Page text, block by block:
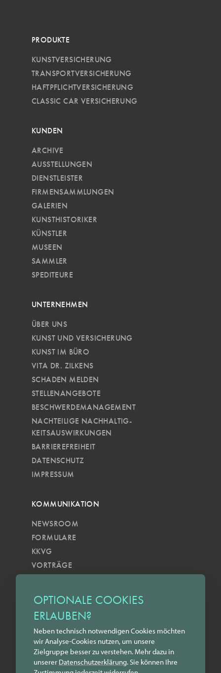
OPTIONALE COOKIES
ERLAUBEN?
Neben technisch notwendigen Cookies möchten
wir Analyse-Cookies nutzen, um unsere
Zielgruppe besser zu verstehen. Mehr dazu in
unserer Datenschutz­erklärung. Sie können Ihre
PRODUKTE
KUNSTVERSICHERUNG
TRANSPORTVERSICHERUNG
HAFTPFLICHTVERSICHERUNG
CLASSIC CAR VERSICHERUNG
KUNDEN
ARCHIVE
AUSSTELLUNGEN
DIENSTLEISTER
FIRMENSAMMLUNGEN
GALERIEN
KUNSTHISTORIKER
KÜNSTLER
MUSEEN
SAMMLER
SPEDITEURE
UNTERNEHMEN
ÜBER UNS
KUNST UND VERSICHERUNG
KUNST IM BÜRO
VITA DR. ZILKENS
SCHADEN MELDEN
STELLENANGEBOTE
BESCHWERDEMANAGEMENT
NACHTEILIGE NACH­HALTIG­
KEITSAUSWIRKUNGEN
BARRIEREFREIHEIT
DATENSCHUTZ
IMPRESSUM
KOMMUNIKATION
NEWSROOM
FORMULARE
KKVG
VORTRÄGE
ZILKENS NEWSBLOG
NEWSLETTER
YOUTUBE
INSTAGRAM
FACEBOOK